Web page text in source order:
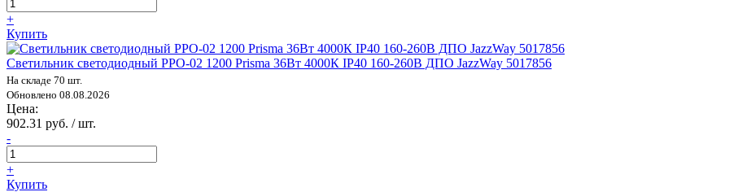
+
Купить
Светильник светодиодный PPO-02 1200 Prisma 36Вт 4000К IP40 160-260В ДПО JazzWay 5017856
На складе 70 шт.
Обновлено 08.08.2026
Цена:
902.31 руб. / шт.
-
+
Купить